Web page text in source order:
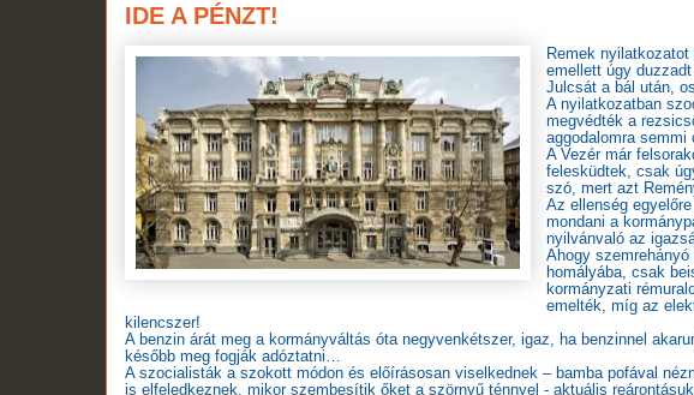
IDE A PÉNZT!
Remek
emellett úgy
Julcsát a bál után,
A nyilatkozatban
megvédték a
aggodalomra semmi
A Vezér már
felesküdtek, csak
szó, mert azt
Az ellenség
mondani a
nyilvánvaló az
Ahogy
homályába, csak
kormányzati
emelték, míg az
kilencszer!
A benzin árát meg a kormányváltás óta negyvenkétszer, igaz, ha benzinnel
később meg fogják adóztatni…
A szocialisták a szokott módon és előírásosan viselkednek – bamba pofával
is elfeledkeznek, mikor szembesítik őket a szörnyű ténnyel - aktuális